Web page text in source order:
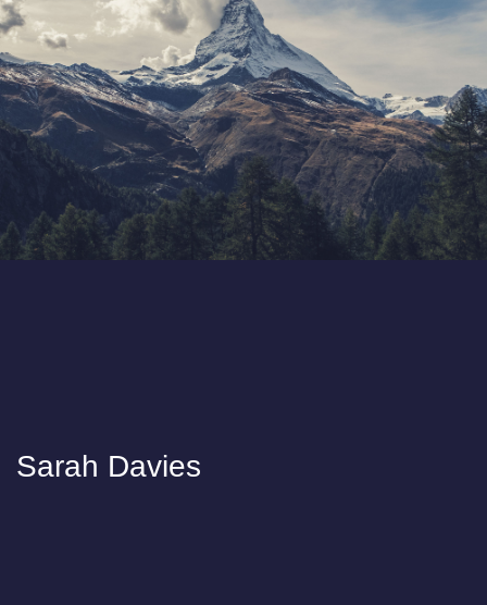
Sarah Davies